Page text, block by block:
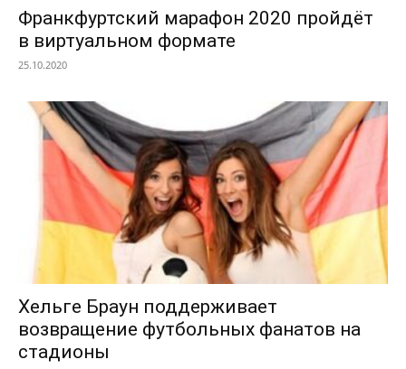
Франкфуртский марафон 2020 пройдёт
в виртуальном формате
25.10.2020
Хельге Браун поддерживает
возвращение футбольных фанатов на
стадионы